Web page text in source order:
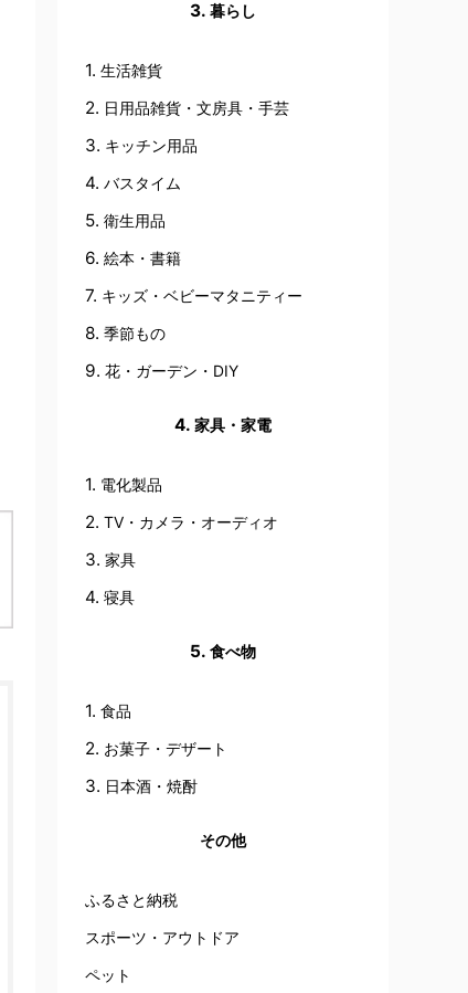
暮らし
生活雑貨
日用品雑貨・文房具・手芸
キッチン用品
バスタイム
衛生用品
絵本・書籍
キッズ・ベビーマタニティー
季節もの
花・ガーデン・DIY
家具・家電
電化製品
TV・カメラ・オーディオ
家具
寝具
食べ物
食品
お菓子・デザート
日本酒・焼酎
その他
ふるさと納税
スポーツ・アウトドア
ペット